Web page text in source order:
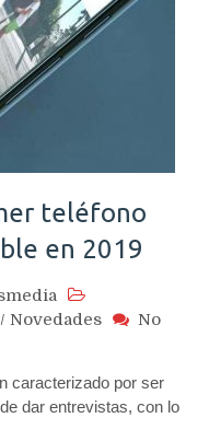
teléfono
en 2019
/ Novedades
No
caracterizado por ser
dar entrevistas, con lo